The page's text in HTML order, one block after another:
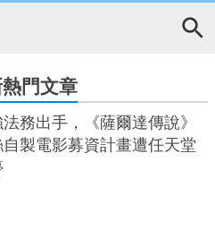
門文章
務出手，《薩爾達傳說》
製電影募資計畫遭任天堂